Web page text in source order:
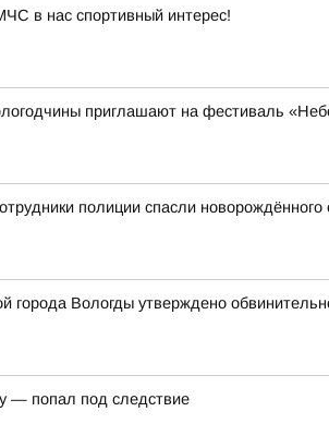
в нас спортивный интерес!
приглашают на фестиваль
полиции спасли
города Вологды утверждено
— попал под следствие